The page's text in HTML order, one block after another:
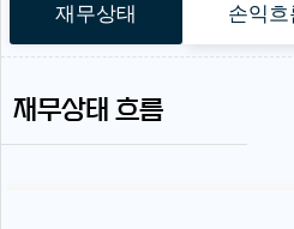
재무상태 손익흐
재무상태 흐름